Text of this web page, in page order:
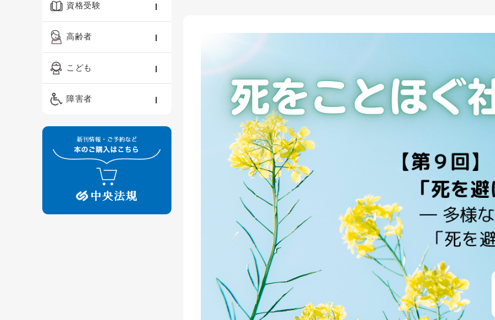
資格受験
ケアマネジャー
精神保健福祉士
保育士
高齢者
認知症ケア・介護技術
ーシャルワーク
看護
制度
こども
保育・教育／発達障害
障害者
障害者支援・福祉